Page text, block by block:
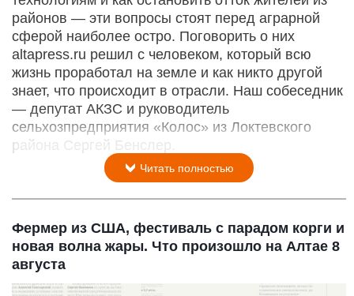
районов — эти вопросы стоят перед аграрной
сферой наиболее остро. Поговорить о них
altapress.ru решил с человеком, который всю
жизнь проработал на земле и как никто другой
знает, что происходит в отрасли. Наш собеседник
— депутат АКЗС и руководитель
сельхозпредприятия «Колос» из Локтевского
района Сергей Бенслер.
Читать полностью
Фермер из США, фестиваль с парадом корги и
новая волна жары. Что произошло на Алтае 8
августа